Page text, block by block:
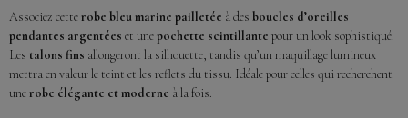
Associez cetterobe bleu marine pailletée à des boucles d’oreilles
pendantes argentées et unepochette scintillante pour un look sophistiqué.
Les talons fins allongeront la silhouette, tandis qu’un maquillage lumineux
mettra en valeur le teint et les reflets du tissu. Idéale pour celles qui recherchent
unerobe élégante et moderne à la fois.